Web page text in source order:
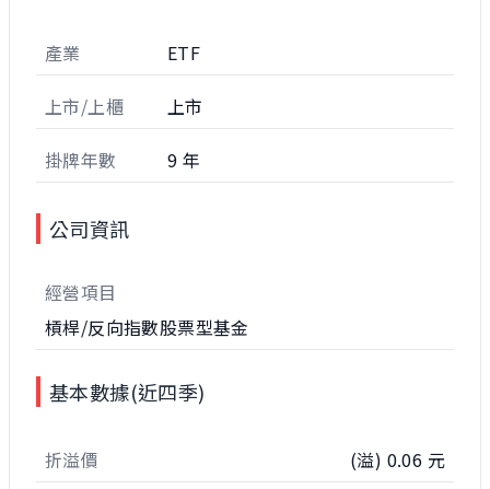
產業 ETF
上市/上櫃 上市
掛牌年數 9 年
公司資訊
經營項目
槓桿/反向指數股票型基金
基本數據(近四季)
折溢價 (溢) 0.06 元